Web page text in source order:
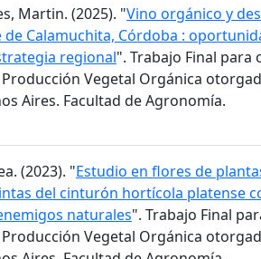
Martin. (2025). "Vino orgánico y
de Calamuchita, Córdoba :
regional". Trabajo Final para
Vegetal Orgánica
Aires. Facultad de Agronomía.
(2023). "Estudio en flores de
del cinturón hortícola platense
naturales". Trabajo Final
Vegetal Orgánica